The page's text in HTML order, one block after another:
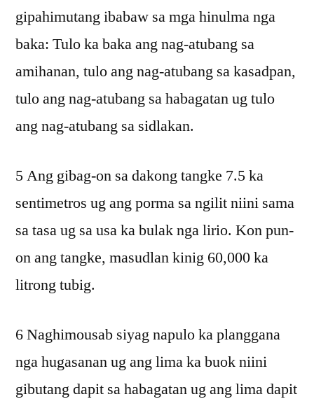
gipahimutang ibabaw sa mga hinulma nga
baka: Tulo ka baka ang nag-atubang sa
amihanan, tulo ang nag-atubang sa kasadpan,
tulo ang nag-atubang sa habagatan ug tulo
ang nag-atubang sa sidlakan.
5 Ang gibag-on sa dakong tangke 7.5 ka
sentimetros ug ang porma sa ngilit niini sama
sa tasa ug sa usa ka bulak nga lirio. Kon pun-
on ang tangke, masudlan kinig 60,000 ka
litrong tubig.
6 Naghimousab siyag napulo ka planggana
nga hugasanan ug ang lima ka buok niini
gibutang dapit sa habagatan ug ang lima dapit